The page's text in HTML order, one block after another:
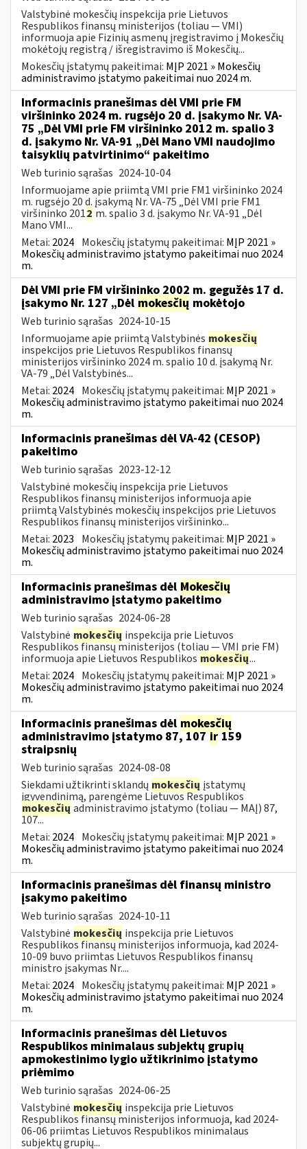
Valstybinė mokesčių inspekcija prie Lietuvos
Respublikos finansų ministerijos (toliau — VMI)
informuoja apie Fizinių asmenų įregistravimo į Mokesčių
mokėtojų registrą / išregistravimo iš Mokesčių...
Mokesčių įstatymų pakeitimai: MĮP 2021 » Mokesčių
administravimo įstatymo pakeitimai nuo 2024 m.
Informacinis pranešimas dėl VMI prie FM
viršininko 2024 m. rugsėjo 20 d. įsakymo Nr. VA-
75 „Dėl VMI prie FM viršininko 2012 m. spalio 3
d. įsakymo Nr. VA-91 „Dėl Mano VMI naudojimo
taisyklių patvirtinimo“ pakeitimo
Web turinio sąrašas 2024-10-04
Informuojame apie priimtą VMI prie FM1 viršininko 2024
m. rugsėjo 20 d. įsakymą Nr. VA-75 „Dėl VMI prie FM1
viršininko 2012 m. spalio 3 d. įsakymo Nr. VA-91 „Dėl
Mano VMI...
Metai: 2024 Mokesčių įstatymų pakeitimai: MĮP 2021 »
Mokesčių administravimo įstatymo pakeitimai nuo 2024
m.
Dėl VMI prie FM viršininko 2002 m. gegužės 17 d.
įsakymo Nr. 127 „Dėl mokesčių mokėtojo
Web turinio sąrašas 2024-10-15
Informuojame apie priimtą Valstybinės mokesčių
inspekcijos prie Lietuvos Respublikos finansų
ministerijos viršininko 2024 m. spalio 10 d. įsakymą Nr.
VA-79 „Dėl Valstybinės...
Metai: 2024 Mokesčių įstatymų pakeitimai: MĮP 2021 »
Mokesčių administravimo įstatymo pakeitimai nuo 2024
m.
Informacinis pranešimas dėl VA-42 (CESOP)
pakeitimo
Web turinio sąrašas 2023-12-12
Valstybinė mokesčių inspekcija prie Lietuvos
Respublikos finansų ministerijos informuoja apie
priimtą Valstybinės mokesčių inspekcijos prie Lietuvos
Respublikos finansų ministerijos viršininko...
Metai: 2023 Mokesčių įstatymų pakeitimai: MĮP 2021 »
Mokesčių administravimo įstatymo pakeitimai nuo 2024
m.
Informacinis pranešimas dėl Mokesčių
administravimo įstatymo pakeitimo
Web turinio sąrašas 2024-06-28
Valstybinė mokesčių inspekcija prie Lietuvos
Respublikos finansų ministerijos (toliau — VMI prie FM)
informuoja apie Lietuvos Respublikos mokesčių...
Metai: 2024 Mokesčių įstatymų pakeitimai: MĮP 2021 »
Mokesčių administravimo įstatymo pakeitimai nuo 2024
m.
Informacinis pranešimas dėl mokesčių
administravimo įstatymo 87, 107ir159
straipsnių
Web turinio sąrašas 2024-08-08
Siekdami užtikrinti sklandų mokesčių įstatymų
įgyvendinimą, parengėme Lietuvos Respublikos
mokesčių administravimo įstatymo (toliau — MAĮ) 87,
107...
Metai: 2024 Mokesčių įstatymų pakeitimai: MĮP 2021 »
Mokesčių administravimo įstatymo pakeitimai nuo 2024
m.
Informacinis pranešimas dėl finansų ministro
įsakymo pakeitimo
Web turinio sąrašas 2024-10-11
Valstybinė mokesčių inspekcija prie Lietuvos
Respublikos finansų ministerijos informuoja, kad 2024-
10-09 buvo priimtas Lietuvos Respublikos finansų
ministro įsakymas Nr....
Metai: 2024 Mokesčių įstatymų pakeitimai: MĮP 2021 »
Mokesčių administravimo įstatymo pakeitimai nuo 2024
m.
Informacinis pranešimas dėl Lietuvos
Respublikos minimalaus subjektų grupių
apmokestinimo lygio užtikrinimo įstatymo
priėmimo
Web turinio sąrašas 2024-06-25
Valstybinė mokesčių inspekcija prie Lietuvos
Respublikos finansų ministerijos informuoja, kad 2024-
06-06 priimtas Lietuvos Respublikos minimalaus
subjektų grupių...